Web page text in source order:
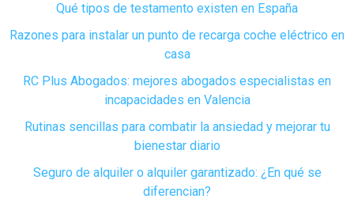
Qué tipos de testamento existen en España
Razones para instalar un punto de recarga coche eléctrico en
casa
RC Plus Abogados: mejores abogados especialistas en
incapacidades en Valencia
Rutinas sencillas para combatir la ansiedad y mejorar tu
bienestar diario
Seguro de alquiler o alquiler garantizado: ¿En qué se
diferencian?